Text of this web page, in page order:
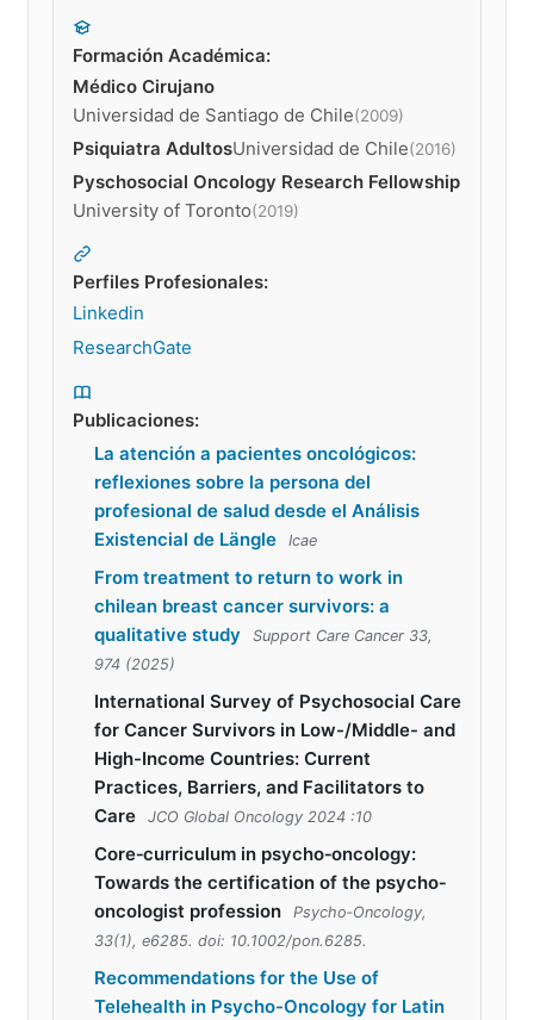
Formación Académica:
Médico Cirujano
Universidad de Santiago de Chile(2009)
Psiquiatra AdultosUniversidad de Chile(2016)
Pyschosocial Oncology Research Fellowship
University of Toronto(2019)
Perfiles Profesionales:
Linkedin
ResearchGate
Publicaciones:
La atención a pacientes oncológicos:
reflexiones sobre la persona del
profesional de salud desde el Análisis
Existencial de Längle
Icae
From treatment to return to work in
chilean breast cancer survivors: a
qualitative study
Support Care Cancer 33,
974 (2025)
International Survey of Psychosocial Care
for Cancer Survivors in Low-/Middle- and
High-Income Countries: Current
Practices, Barriers, and Facilitators to
Care
JCO Global Oncology 2024 :10
Core‐curriculum in psycho‐oncology:
Towards the certification of the psycho‐
oncologist profession
Psycho‐Oncology,
33(1), e6285. doi: 10.1002/pon.6285.
Recommendations for the Use of
Telehealth in Psycho-Oncology for Latin